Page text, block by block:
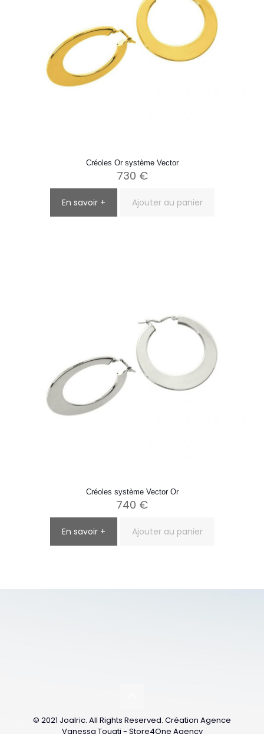
Créoles Or système Vector
730 €
En savoir + Ajouter au panier
Créoles système Vector Or
740 €
En savoir + Ajouter au panier
© 2021 Joalric. All Rights Reserved. Création Agence
Vanessa Touati - Store4One Agency